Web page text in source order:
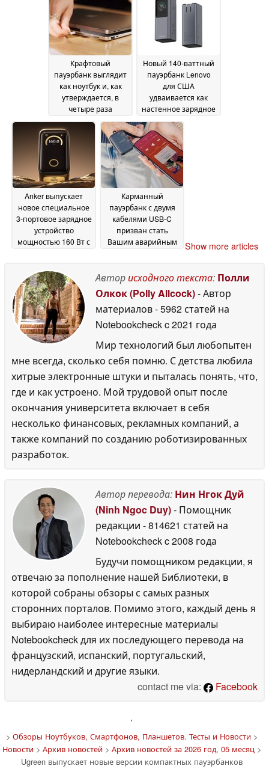
Крафтовый
пауэрбанк выглядит
как ноутбук и, как
утверждается, в
четыре раза
увеличивает время
автономной работы
15 May 2026
Новый 140-ваттный
пауэрбанк Lenovo
для США
удваивается как
настенное зарядное
устройство
Anker выпускает
новое специальное
3-портовое зарядное
устройство
мощностью 160 Вт с
Карманный
пауэрбанк с двумя
кабелями USB-C
призван стать
Вашим аварийным
Show more articles
Авторисходного текста: Полли
Олкок (Polly Allcock)- Автор
материалов- 5962 статей на
Notebookcheckc 2021 года
Мир технологий был любопытен
мне всегда, сколько себя помню. С детства любила
хитрые электронные штуки и пыталась понять, что,
где и как устроено. Мой трудовой опыт после
окончания университета включает в себя
несколько финансовых, рекламных компаний, а
также компаний по созданию роботизированных
разработок.
Автор перевода: Нин Нгок Дуй
(Ninh Ngoc Duy)- Помощник
редакции - 814621 статей на
Notebookcheckc 2008 года
Будучи помощником редакции, я
отвечаю за пополнение нашей Библиотеки, в
которой собраны обзоры с самых разных
сторонних порталов. Помимо этого, каждый день я
выбираю наиболее интересные материалы
Notebookcheck для их последующего перевода на
французский, испанский, португальский,
нидерландский и другие языки.
contact me via:
Facebook
'
> Обзоры Ноутбуков, Смартфонов, Планшетов. Тесты и Новости>
Новости> Архив новостей> Архив новостей за 2026 год, 05 месяц>
Ugreen выпускает новые версии компактных пауэрбанков